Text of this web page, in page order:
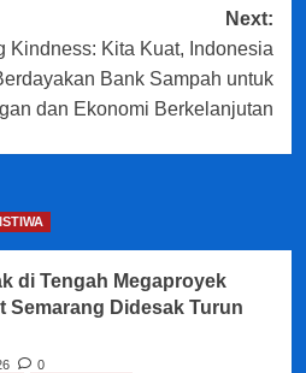
Next:
Kindness: Kita Kuat, Indonesia
Bank Sampah untuk
dan Ekonomi Berkelanjutan
di Tengah Megaproyek
Semarang Didesak Turun
0